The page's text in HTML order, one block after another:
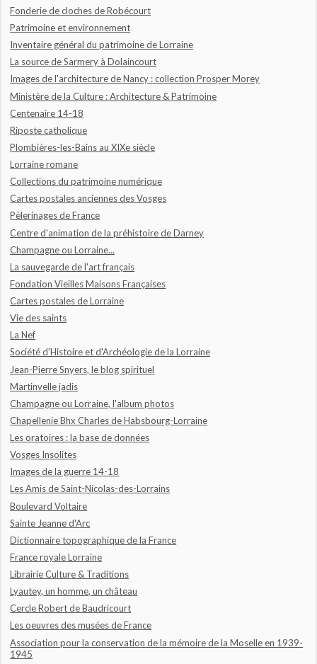
Fonderie de cloches de Robécourt
Patrimoine et environnement
Inventaire général du patrimoine de Lorraine
La source de Sarmery à Dolaincourt
Images de l'architecture de Nancy : collection Prosper Morey
Ministère de la Culture : Architecture & Patrimoine
Centenaire 14-18
Riposte catholique
Plombières-les-Bains au XIXe siècle
Lorraine romane
Collections du patrimoine numérique
Cartes postales anciennes des Vosges
Pèlerinages de France
Centre d'animation de la préhistoire de Darney
Champagne ou Lorraine...
La sauvegarde de l'art français
Fondation Vieilles Maisons Françaises
Cartes postales de Lorraine
Vie des saints
La Nef
Société d'Histoire et d'Archéologie de la Lorraine
Jean-Pierre Snyers, le blog spirituel
Martinvelle jadis
Champagne ou Lorraine, l'album photos
Chapellenie Bhx Charles de Habsbourg-Lorraine
Les oratoires : la base de données
Vosges Insolites
Images de la guerre 14-18
Les Amis de Saint-Nicolas-des-Lorrains
Boulevard Voltaire
Sainte Jeanne d'Arc
Dictionnaire topographique de la France
France royale Lorraine
Librairie Culture & Traditions
Lyautey, un homme, un château
Cercle Robert de Baudricourt
Les oeuvres des musées de France
Association pour la conservation de la mémoire de la Moselle en 1939-
1945